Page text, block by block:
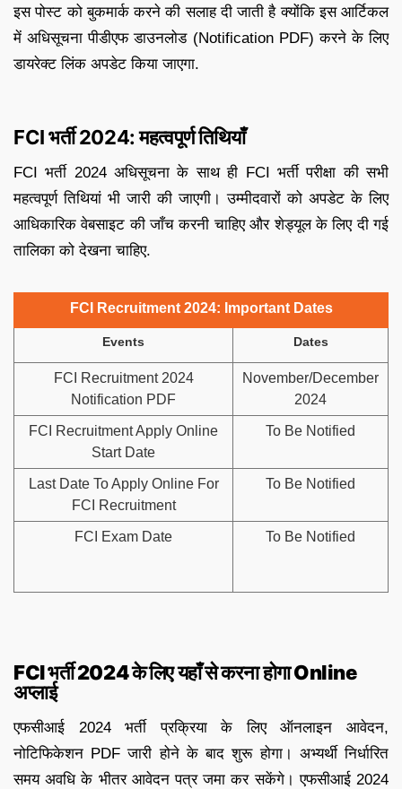
इस पोस्ट को बुकमार्क करने की सलाह दी जाती है क्योंकि इस आर्टिकल
में अधिसूचना पीडीएफ डाउनलोड (Notification PDF) करने के लिए
डायरेक्ट लिंक अपडेट किया जाएगा.
FCI भर्ती 2024: महत्वपूर्ण तिथियाँ
FCI भर्ती 2024 अधिसूचना के साथ ही FCI भर्ती परीक्षा की सभी
महत्वपूर्ण तिथियां भी जारी की जाएगी। उम्मीदवारों को अपडेट के लिए
आधिकारिक वेबसाइट की जाँच करनी चाहिए और शेड्यूल के लिए दी गई
तालिका को देखना चाहिए.
FCI Recruitment 2024: Important Dates
Events Dates
FCI Recruitment 2024
Notification PDF
November/December
2024
FCI Recruitment Apply Online
Start Date
To Be Notified
Last Date To Apply Online For
FCI Recruitment
To Be Notified
FCI Exam Date To Be Notified
FCI भर्ती 2024 के लिए यहाँ से करना होगा Online
अप्लाई
एफसीआई 2024 भर्ती प्रक्रिया के लिए ऑनलाइन आवेदन,
नोटिफिकेशन PDF जारी होने के बाद शुरू होगा। अभ्यर्थी निर्धारित
समय अवधि के भीतर आवेदन पत्र जमा कर सकेंगे। एफसीआई 2024